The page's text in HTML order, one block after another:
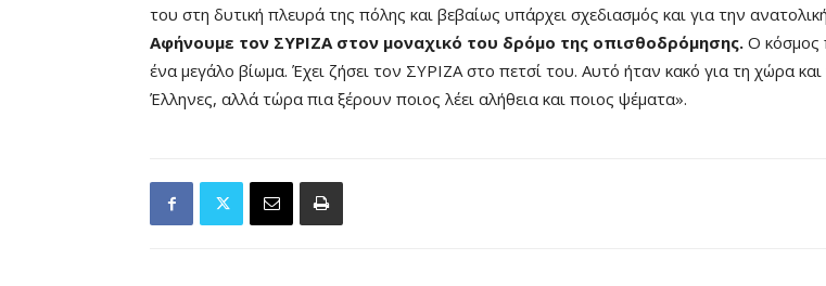
του στη δυτική πλευρά της πόλης και βεβαίως υπάρχει σχεδιασμός και για την
Αφήνουμε τον ΣΥΡΙΖΑ στον μοναχικό του δρόμο της οπισθοδρόμησης. Ο κόσμος
ένα μεγάλο βίωμα. Έχει ζήσει τον ΣΥΡΙΖΑ στο πετσί του. Αυτό ήταν κακό για τη χώρα και
Έλληνες, αλλά τώρα πια ξέρουν ποιος λέει αλήθεια και ποιος ψέματα».